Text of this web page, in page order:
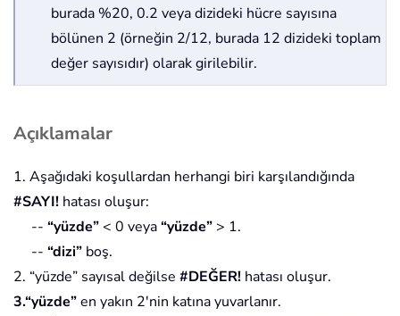
burada %20, 0.2 veya dizideki hücre sayısına
bölünen 2 (örneğin 2/12, burada 12 dizideki toplam
değer sayısıdır) olarak girilebilir.
Açıklamalar
1. Aşağıdaki koşullardan herhangi biri karşılandığında
#SAYI! hatası oluşur:
-- “yüzde”< 0 veya“yüzde” > 1.
-- “dizi” boş.
2. “yüzde” sayısal değilse #DEĞER! hatası oluşur.
3.“yüzde”en yakın 2'nin katına yuvarlanır.